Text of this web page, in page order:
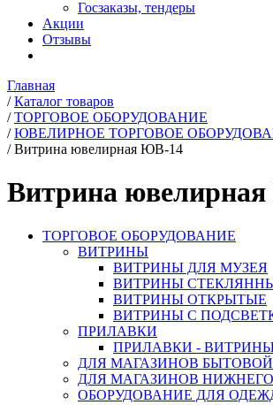
Госзаказы, тендеры
Акции
Отзывы
Главная
/ Каталог товаров
/ ТОРГОВОЕ ОБОРУДОВАНИЕ
/ ЮВЕЛИРНОЕ ТОРГОВОЕ
/ Витрина ювелирная ЮВ-14
Витрина
ТОРГОВОЕ ОБОРУДОВАНИЕ
ВИТРИНЫ
ВИТРИНЫ ДЛЯ МУЗЕЯ
ВИТРИНЫ
ВИТРИНЫ ОТКРЫТЫЕ
ВИТРИНЫ С
ПРИЛАВКИ
ПРИЛАВКИ -
ДЛЯ МАГАЗИНОВ
ДЛЯ МАГАЗИНОВ НИЖНЕГО
ОБОРУДОВАНИЕ ДЛЯ